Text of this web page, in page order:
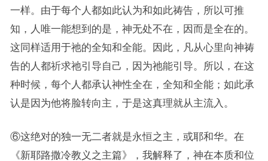
一样。由于每个人都如此认为和如此祷告，所以可推
知，人唯一能想到的是，神无处不在，因而是全在的。
这同样适用于祂的全知和全能。因此，凡从心里向神祷
告的人都祈求祂引导自己，因为祂能引导。所以，在这
种时候，每个人都承认神性全在，全知和全能；如此承
认是因为他将脸转向主，于是这真理就从主流入。
⑥这绝对的独一无二者就是永恒之主，或耶和华。在
《新耶路撒冷教义之主篇》，我解释了，神在本质和位